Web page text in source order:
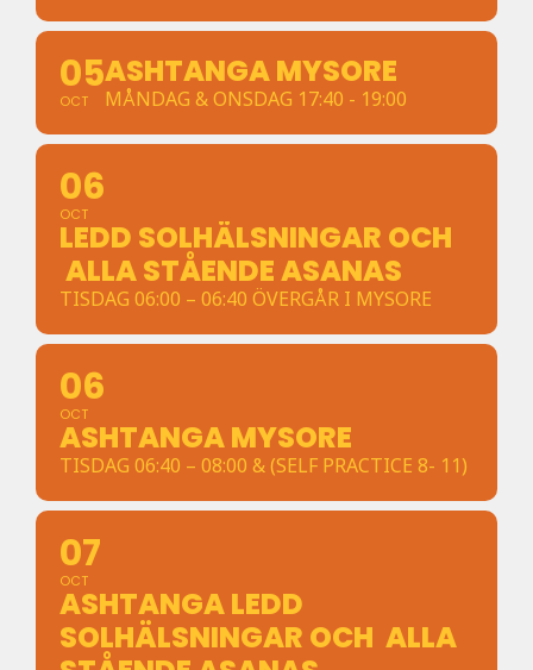
05
OCT
ASHTANGA MYSORE
MÅNDAG & ONSDAG 17:40 - 19:00
06
OCT
LEDD SOLHÄLSNINGAR OCH
ALLA STÅENDE ASANAS
TISDAG 06:00 – 06:40 ÖVERGÅR I MYSORE
06
OCT
ASHTANGA MYSORE
TISDAG 06:40 – 08:00 & (SELF PRACTICE 8- 11)
07
OCT
ASHTANGA LEDD
SOLHÄLSNINGAR OCH ALLA